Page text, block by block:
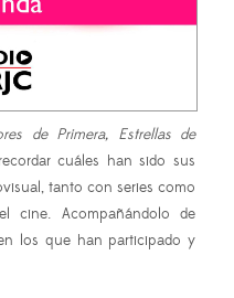
de Primera, Estrellas de
cuáles han sido sus
tanto con series como
Acompañándolo de
los que han participado y